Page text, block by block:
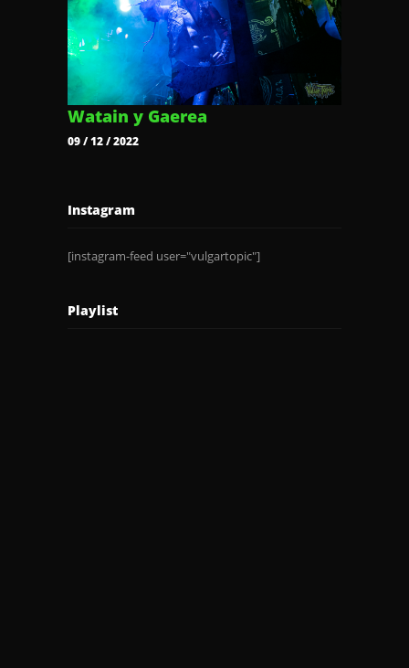
Watain y Gaerea
09 / 12 / 2022
Instagram
[instagram-feed user="vulgartopic"]
Playlist